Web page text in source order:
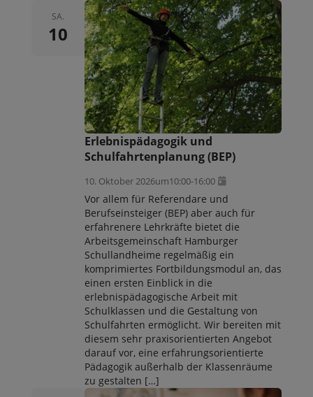
SA.
10
Erlebnispädagogik und
Schulfahrtenplanung (BEP)
10. Oktober 2026um10:00-16:00
Vor allem für Referendare und
Berufseinsteiger (BEP) aber auch für
erfahrenere Lehrkräfte bietet die
Arbeitsgemeinschaft Hamburger
Schullandheime regelmäßig ein
komprimiertes Fortbildungsmodul an, das
einen ersten Einblick in die
erlebnispädagogische Arbeit mit
Schulklassen und die Gestaltung von
Schulfahrten ermöglicht. Wir bereiten mit
diesem sehr praxisorientierten Angebot
darauf vor, eine erfahrungsorientierte
Pädagogik außerhalb der Klassenräume
zu gestalten […]